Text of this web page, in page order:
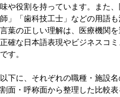
味や役割を持っています。また
師」「歯科技工士」などの用語
言葉の正しい理解は、医療機関を
正確な日本語表現やビジネスコ
です。
以下に、それぞれの職種・施設
割面・呼称面から整理した比較